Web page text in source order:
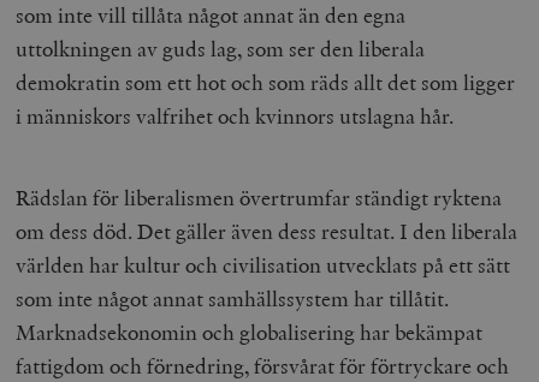
som inte vill tillåta något annat än den egna
uttolkningen av guds lag, som ser den liberala
demokratin som ett hot och som räds allt det som ligger
i människors valfrihet och kvinnors utslagna hår.
Rädslan för liberalismen övertrumfar ständigt ryktena
om dess död. Det gäller även dess resultat. I den liberala
världen har kultur och civilisation utvecklats på ett sätt
som inte något annat samhällssystem har tillåtit.
Marknadsekonomin och globalisering har bekämpat
fattigdom och förnedring, försvårat för förtryckare och